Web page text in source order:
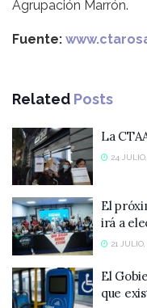
Agrupación Marrón.
Fuente:
Related Posts
La
24
El
irá a
21 JULIO,
El
que